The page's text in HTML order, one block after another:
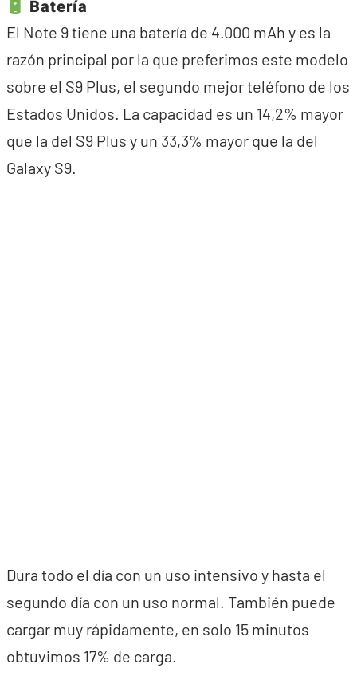
Batería
El Note 9 tiene una batería de 4.000 mAh y es la
razón principal por la que preferimos este modelo
sobre el S9 Plus, el segundo mejor teléfono de los
Estados Unidos. La capacidad es un 14,2% mayor
que la del S9 Plus y un 33,3% mayor que la del
Galaxy S9.
Dura todo el día con un uso intensivo y hasta el
segundo día con un uso normal. También puede
cargar muy rápidamente, en solo 15 minutos
obtuvimos 17% de carga.